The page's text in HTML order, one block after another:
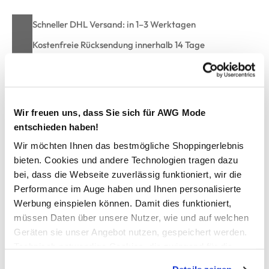
Wir freuen uns, dass Sie sich für AWG Mode
entschieden haben!
Wir möchten Ihnen das bestmögliche Shoppingerlebnis
bieten. Cookies und andere Technologien tragen dazu
bei, dass die Webseite zuverlässig funktioniert, wir die
Performance im Auge haben und Ihnen personalisierte
Werbung einspielen können. Damit dies funktioniert,
müssen Daten über unsere Nutzer, wie und auf welchen
Geräten sie unser Angebot nutzen, gespeichert werden.
Schneller DHL Versand: in 1–3 Werktagen
Kostenfreie Rücksendung innerhalb 14 Tage
Kostenlose Filiallieferung in Ihre Wunschfiliale
Zur Wunschliste hinzufügen
Damen Pullover mit Streifen
modischer Rundhalspullover von Lisa Tossa
lockere Rippbündchen
leichte, trageangenehme Qualität
kleines Metallemblem am Saumende